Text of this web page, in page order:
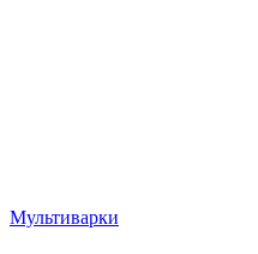
Мультиварки